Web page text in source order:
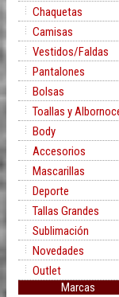
Chaquetas
Camisas
Vestidos/Faldas
Pantalones
Bolsas
Toallas y
Body
Accesorios
Mascarillas
Deporte
Tallas Grandes
Sublimación
Novedades
Outlet
Marcas